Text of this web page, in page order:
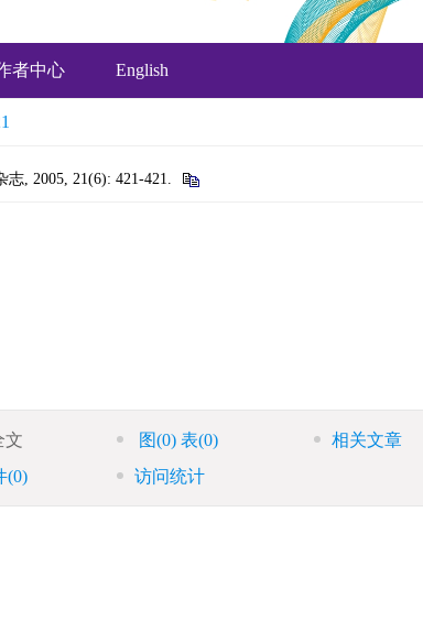
者中心 English
, 2005, 21(6): 421-421.
文 图(0) 表(0)
相关文章
(0) 访问统计